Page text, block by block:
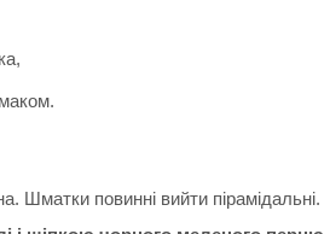
Шматки повинні вийти пірамідальні.